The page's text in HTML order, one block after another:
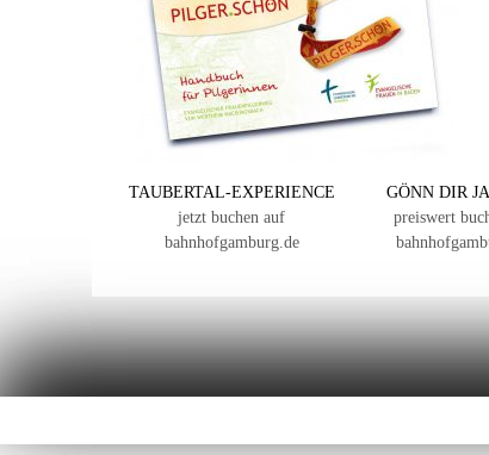
TAUBERTAL-EXPERIENCE
jetzt buchen auf
bahnhofgamburg.de
GÖNN DIR
preiswert